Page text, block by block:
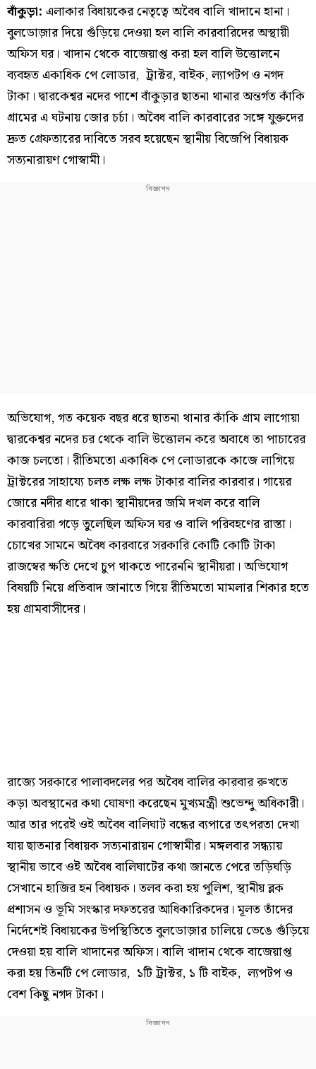
বাঁকুড়া: এলাকার বিধায়কের নেতৃত্বে অবৈধ বালি খাদানে হানা।
বুলডোজ়ার দিয়ে গুঁড়িয়ে দেওয়া হল বালি কারবারিদের অস্থায়ী
অফিস ঘর। খাদান থেকে বাজেয়াপ্ত করা হল বালি উত্তোলনে
ব্যবহৃত একাধিক পে লোডার, ট্রাক্টর, বাইক, ল্যাপটপ ও নগদ
টাকা। দ্বারকেশ্বর নদের পাশে বাঁকুড়ার ছাতনা থানার অন্তর্গত কাঁকি
গ্রামের এ ঘটনায় জোর চর্চা। অবৈধ বালি কারবারের সঙ্গে যুক্তদের
দ্রুত গ্রেফতারের দাবিতে সরব হয়েছেন স্থানীয় বিজেপি বিধায়ক
সত্যনারায়ণ গোস্বামী।
অভিযোগ, গত কয়েক বছর ধরে ছাতনা থানার কাঁকি গ্রাম লাগোয়া
দ্বারকেশ্বর নদের চর থেকে বালি উত্তোলন করে অবাধে তা পাচারের
কাজ চলতো। রীতিমতো একাধিক পে লোডারকে কাজে লাগিয়ে
ট্রাক্টরের সাহায্যে চলত লক্ষ লক্ষ টাকার বালির কারবার। গায়ের
জোরে নদীর ধারে থাকা স্থানীয়দের জমি দখল করে বালি
কারবারিরা গড়ে তুলেছিল অফিস ঘর ও বালি পরিবহণের রাস্তা।
চোখের সামনে অবৈধ কারবারে সরকারি কোটি কোটি টাকা
রাজস্বের ক্ষতি দেখে চুপ থাকতে পারেননি স্থানীয়রা। অভিযোগ
বিষয়টি নিয়ে প্রতিবাদ জানাতে গিয়ে রীতিমতো মামলার শিকার হতে
হয় গ্রামবাসীদের।
রাজ্যে সরকারে পালাবদলের পর অবৈধ বালির কারবার রুখতে
কড়া অবস্থানের কথা ঘোষণা করেছেন মুখ্যমন্ত্রী শুভেন্দু অধিকারী।
আর তার পরেই ওই অবৈধ বালিঘাট বন্ধের ব্যপারে তৎপরতা দেখা
যায় ছাতনার বিধায়ক সত্যনারায়ন গোস্বামীর। মঙ্গলবার সন্ধ্যায়
স্থানীয় ভাবে ওই অবৈধ বালিঘাটের কথা জানতে পেরে তড়িঘড়ি
সেখানে হাজির হন বিধায়ক। তলব করা হয় পুলিশ, স্থানীয় ব্লক
প্রশাসন ও ভূমি সংস্কার দফতরের আধিকারিকদের। মূলত তাঁদের
নির্দেশেই বিধায়কের উপস্থিতিতে বুলডোজ়ার চালিয়ে ভেঙে গুঁড়িয়ে
দেওয়া হয় বালি খাদানের অফিস। বালি খাদান থেকে বাজেয়াপ্ত
করা হয় তিনটি পে লোডার, ১টি ট্রাক্টর, ১ টি বাইক, ল্যপটপ ও
বেশ কিছু নগদ টাকা।